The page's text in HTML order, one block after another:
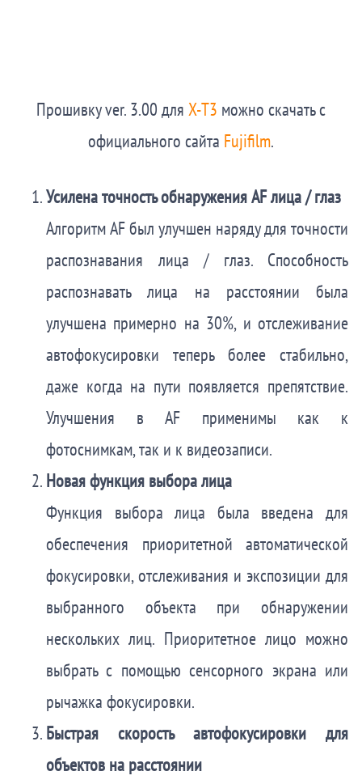
Прошивку ver. 3.00 для X-T3 можно скачать с
официального сайта Fujifilm.
Усилена точность обнаружения AF лица / глаз
Алгоритм AF был улучшен наряду для точности
распознавания лица / глаз. Способность
распознавать лица на расстоянии была
улучшена примерно на 30%, и отслеживание
автофокусировки теперь более стабильно,
даже когда на пути появляется препятствие.
Улучшения в AF применимы как к
фотоснимкам, так и к видеозаписи.
Новая функция выбора лица
Функция выбора лица была введена для
обеспечения приоритетной автоматической
фокусировки, отслеживания и экспозиции для
выбранного объекта при обнаружении
нескольких лиц. Приоритетное лицо можно
выбрать с помощью сенсорного экрана или
рычажка фокусировки.
Быстрая скорость автофокусировки для
объектов на расстоянии